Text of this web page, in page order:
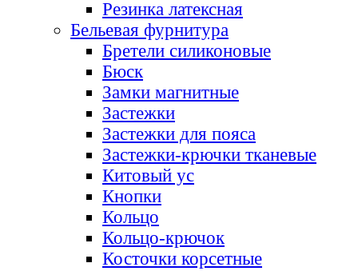
Резинка латексная
Бельевая фурнитура
Бретели силиконовые
Бюск
Замки магнитные
Застежки
Застежки для пояса
Застежки-крючки тканевые
Китовый ус
Кнопки
Кольцо
Кольцо-крючок
Косточки корсетные